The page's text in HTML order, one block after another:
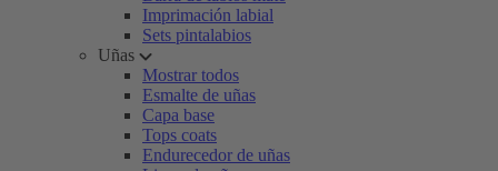
Imprimación labial
Sets pintalabios
Uñas
Mostrar todos
Esmalte de uñas
Capa base
Tops coats
Endurecedor de uñas